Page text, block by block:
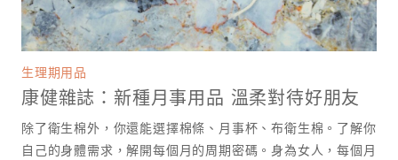
生理期用品
康健雜誌：新種月事用品 溫柔對待好朋友
除了衛生棉外，你還能選擇棉條、月事杯、布衛生棉。了解你
自己的身體需求，解開每個月的周期密碼。身為女人，每個月